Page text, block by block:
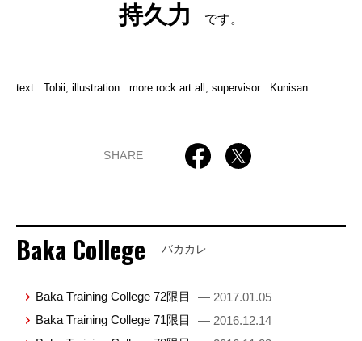
持久力
です。
text : Tobii, illustration : more rock art all, supervisor : Kunisan
SHARE
Baka College バカカレ
Baka Training College 72限目
— 2017.01.05
Baka Training College 71限目
— 2016.12.14